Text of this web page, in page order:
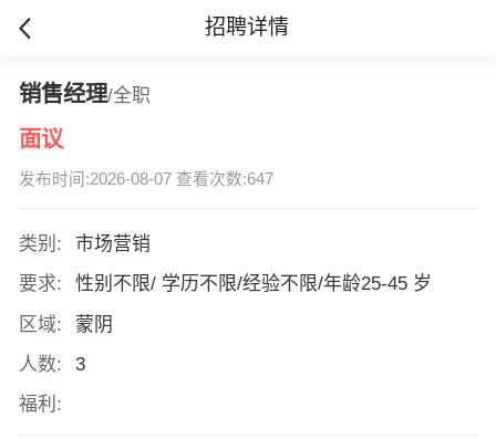
招聘详情
销售经理/全职
面议
发布时间:2026-08-07 查看次数:647
类别:
市场营销
要求:
性别不限/ 学历不限/经验不限/年龄25-45 岁
区域:
蒙阴
人数:
3
福利: